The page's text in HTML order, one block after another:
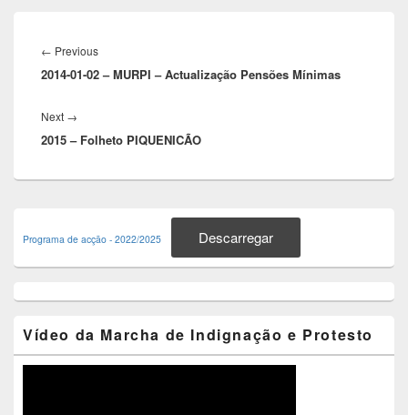
de
artigos
← PreviousPrevious
post:
2014-01-02 – MURPI – Actualização Pensões Mínimas
Next →
post:
2015 – Folheto PIQUENICÃO
Sidebar
Widget
Area
Programa de acção - 2022/2025 Descarregar
Vídeo da Marcha de Indignação e Protesto